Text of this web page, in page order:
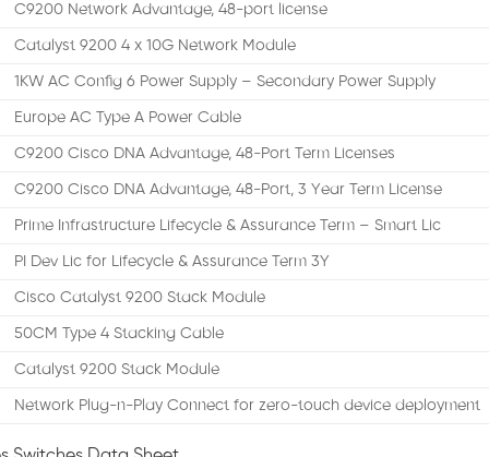
C9200 Network Advantage, 48-port license
Catalyst 9200 4 x 10G Network Module
1KW AC Config 6 Power Supply – Secondary Power Supply
Europe AC Type A Power Cable
C9200 Cisco DNA Advantage, 48-Port Term Licenses
C9200 Cisco DNA Advantage, 48-Port, 3 Year Term License
Prime Infrastructure Lifecycle & Assurance Term – Smart Lic
PI Dev Lic for Lifecycle & Assurance Term 3Y
Cisco Catalyst 9200 Stack Module
50CM Type 4 Stacking Cable
Catalyst 9200 Stack Module
Network Plug-n-Play Connect for zero-touch device deployment